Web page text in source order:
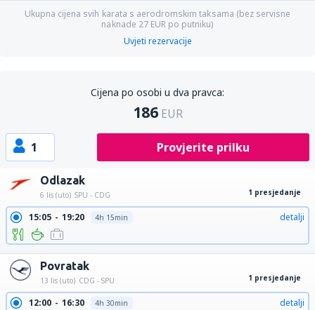
Ukupna cijena svih karata s aerodromskim taksama (bez servisne
naknade 27 EUR po putniku)
Uvjeti rezervacije
Cijena po osobi u dva pravca:
186 EUR
1 Provjerite prilku
Odlazak
6 lis (uto) SPU - CDG 1 presjedanje
15:05 19:20 4h 15min detalji
Povratak
13 lis (uto) CDG - SPU 1 presjedanje
12:00 16:30 4h 30min detalji